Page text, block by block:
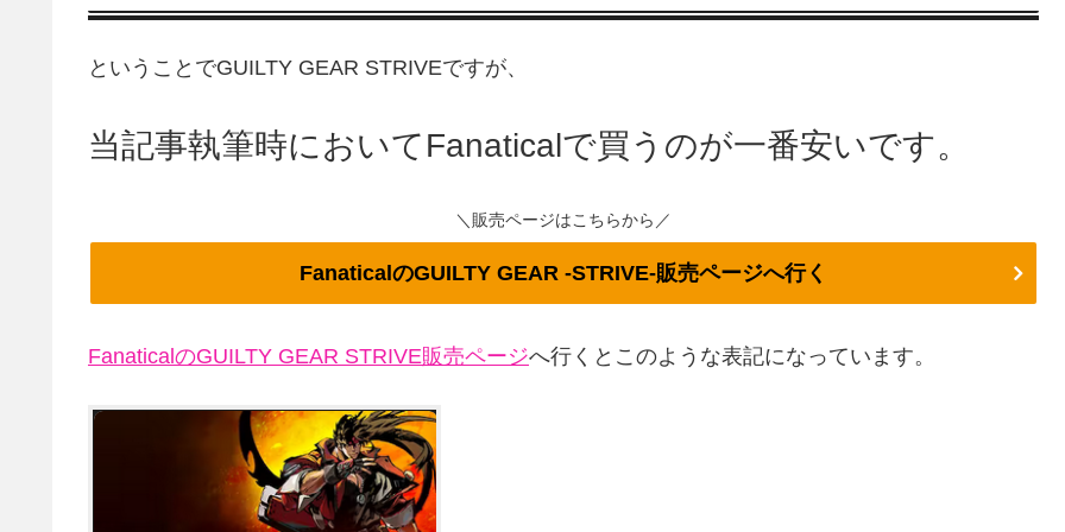
ということでGUILTY GEAR STRIVEですが、
当記事執筆時においてFanaticalで買うのが一番安いです。
＼販売ページはこちらから／
FanaticalのGUILTY GEAR -STRIVE-販売ページへ行く
FanaticalのGUILTY GEAR STRIVE販売ページへ行くとこのような表記になっています。